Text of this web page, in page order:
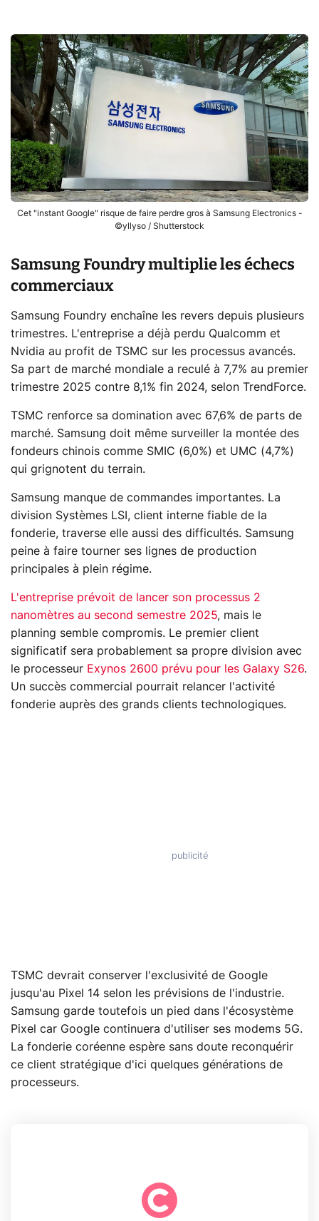
Cet "instant Google" risque de faire perdre gros à Samsung Electronics -
©yllyso / Shutterstock
Samsung Foundry multiplie les échecs
commerciaux
Samsung Foundry enchaîne les revers depuis plusieurs
trimestres. L'entreprise a déjà perdu Qualcomm et
Nvidia au profit de TSMC sur les processus avancés.
Sa part de marché mondiale a reculé à 7,7% au premier
trimestre 2025 contre 8,1% fin 2024, selon TrendForce.
TSMC renforce sa domination avec 67,6% de parts de
marché. Samsung doit même surveiller la montée des
fondeurs chinois comme SMIC (6,0%) et UMC (4,7%)
qui grignotent du terrain.
Samsung manque de commandes importantes. La
division Systèmes LSI, client interne fiable de la
fonderie, traverse elle aussi des difficultés. Samsung
peine à faire tourner ses lignes de production
principales à plein régime.
L'entreprise prévoit de lancer son processus 2
nanomètres au second semestre 2025, mais le
planning semble compromis. Le premier client
significatif sera probablement sa propre division avec
le processeur Exynos 2600 prévu pour les Galaxy S26.
Un succès commercial pourrait relancer l'activité
fonderie auprès des grands clients technologiques.
TSMC devrait conserver l'exclusivité de Google
jusqu'au Pixel 14 selon les prévisions de l'industrie.
Samsung garde toutefois un pied dans l'écosystème
Pixel car Google continuera d'utiliser ses modems 5G.
La fonderie coréenne espère sans doute reconquérir
ce client stratégique d'ici quelques générations de
processeurs.